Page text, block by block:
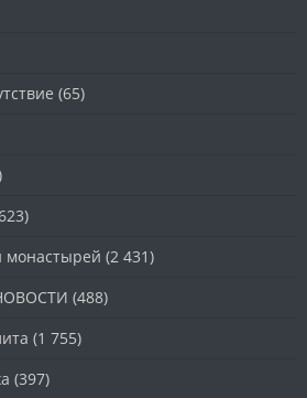
(65)
монастырей (2 431)
(488)
(1 755)
(397)